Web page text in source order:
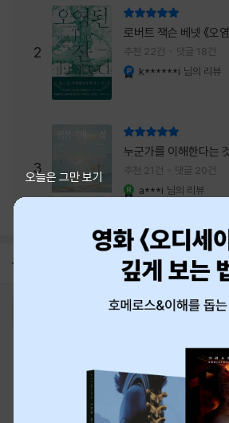
2
로버트 잭슨 베넷 《오
주는 실감과 미스터리
내는 최상의 시너지...
추천 22건 댓글 18건
k******i 님의 리뷰
3
누군가를 이해한다는
추천 21건 댓글 20건
a***i 님의 리뷰
공지 8월 신용카드 무이자할부 안내
오늘은 그만 보기
최근 본 상품
티켓 1544-6399
eBook 1:1문의/채팅상담
예스이십사(주) 사업자 정보
이용약관
개인정보처리방침
청